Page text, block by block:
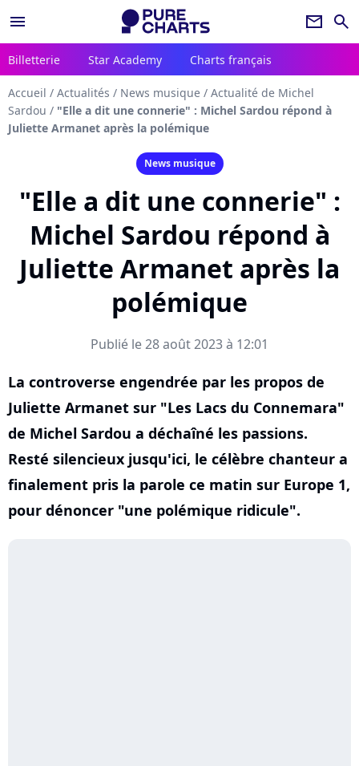
menu newsletter search
Billetterie Star Academy Charts français
Accueil / Actualités / News musique / Actualité de Michel
Sardou / "Elle a dit une connerie" : Michel Sardou répond à
Juliette Armanet après la polémique
News musique
"Elle a dit une connerie" :
Michel Sardou répond à
Juliette Armanet après la
polémique
Publié le 28 août 2023 à 12:01
La controverse engendrée par les propos de
Juliette Armanet sur "Les Lacs du Connemara"
de Michel Sardou a déchaîné les passions.
Resté silencieux jusqu'ici, le célèbre chanteur a
finalement pris la parole ce matin sur Europe 1,
pour dénoncer "une polémique ridicule".